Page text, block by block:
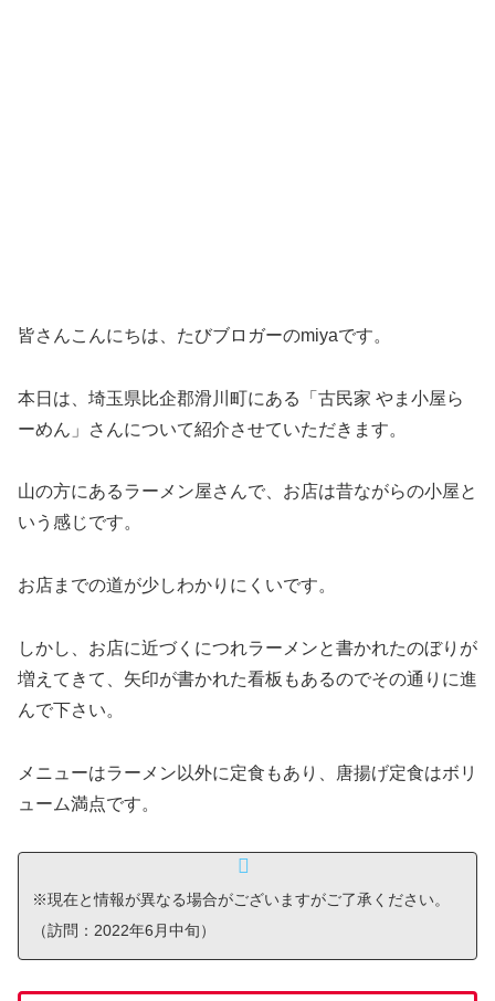
皆さんこんにちは、たびブロガーのmiyaです。
本日は、埼玉県比企郡滑川町にある「古民家 やま小屋ら
ーめん」さんについて紹介させていただきます。
山の方にあるラーメン屋さんで、お店は昔ながらの小屋と
いう感じです。
お店までの道が少しわかりにくいです。
しかし、お店に近づくにつれラーメンと書かれたのぼりが
増えてきて、矢印が書かれた看板もあるのでその通りに進
んで下さい。
メニューはラーメン以外に定食もあり、唐揚げ定食はボリ
ューム満点です。
※現在と情報が異なる場合がございますがご了承ください。
（訪問：2022年6月中旬）